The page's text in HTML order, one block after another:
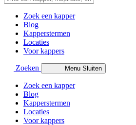
Zoek een kapper
Blog
Kapperstermen
Locaties
Voor kappers
Zoeken Menu Sluiten
Zoek een kapper
Blog
Kapperstermen
Locaties
Voor kappers